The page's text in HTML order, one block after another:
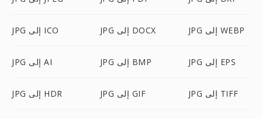
JPG إلى ICO JPG إلى DOCX JPG إلى WEBP
JPG إلى AI JPG إلى BMP JPG إلى EPS
JPG إلى HDR JPG إلى GIF JPG إلى TIFF